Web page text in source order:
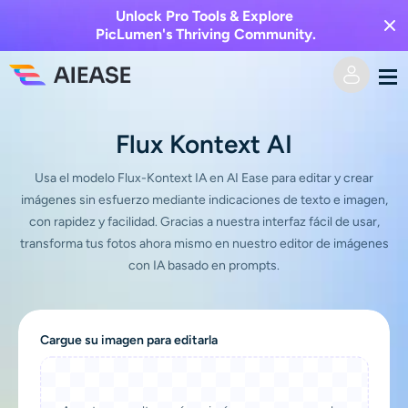
Unlock Pro Tools & Explore
PicLumen's Thriving Community.
AI Video
Texto a video
Efectos de video
Texto a imagen
Herramientas de IA
Editor y creador de fotos
Precios
Flux Kontext AI
Usa el modelo Flux-Kontext IA en AI Ease para editar y crear
imágenes sin esfuerzo mediante indicaciones de texto e imagen,
con rapidez y facilidad. Gracias a nuestra interfaz fácil de usar,
transforma tus fotos ahora mismo en nuestro editor de imágenes
con IA basado en prompts.
Cargue su imagen para editarla